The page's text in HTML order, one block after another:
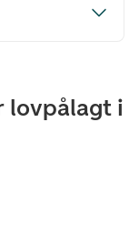
lovpålagt i